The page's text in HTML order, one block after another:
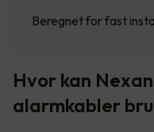
Beregnet for fast
Hvor kan
alarmkabler